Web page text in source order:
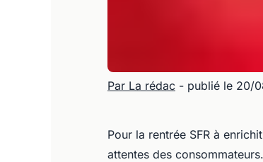
Par La rédac - publié le 20/
Pour la rentrée SFR à
attentes des